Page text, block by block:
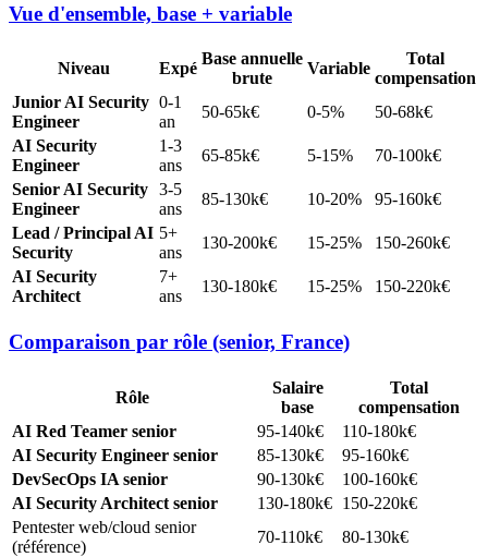
Vue d'ensemble, base + variable
Niveau Expé
Base annuelle
brute
Variable
Total
compensation
Junior AI Security
Engineer
0-1
an
50-65k€ 0-5%
50-68k€
AI Security
Engineer
1-3
ans
65-85k€ 5-15%
70-100k€
Senior AI Security
Engineer
3-5
ans
85-130k€ 10-20%
95-160k€
Lead / Principal AI
Security
5+
ans
130-200k€ 15-25%
150-260k€
AI Security
Architect
7+
ans
130-180k€ 15-25% 150-220k€
Comparaison par rôle (senior, France)
Rôle
Salaire
base
Total
compensation
AI Red Teamer senior
95-140k€
110-180k€
AI Security Engineer senior
85-130k€
95-160k€
DevSecOps IA senior
90-130k€
100-160k€
AI Security Architect senior
130-180k€ 150-220k€
Pentester web/cloud senior
(référence)
70-110k€
80-130k€